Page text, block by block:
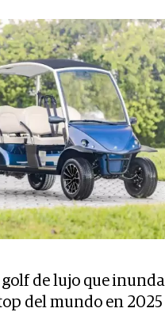
golf de lujo que
del mundo en 2025